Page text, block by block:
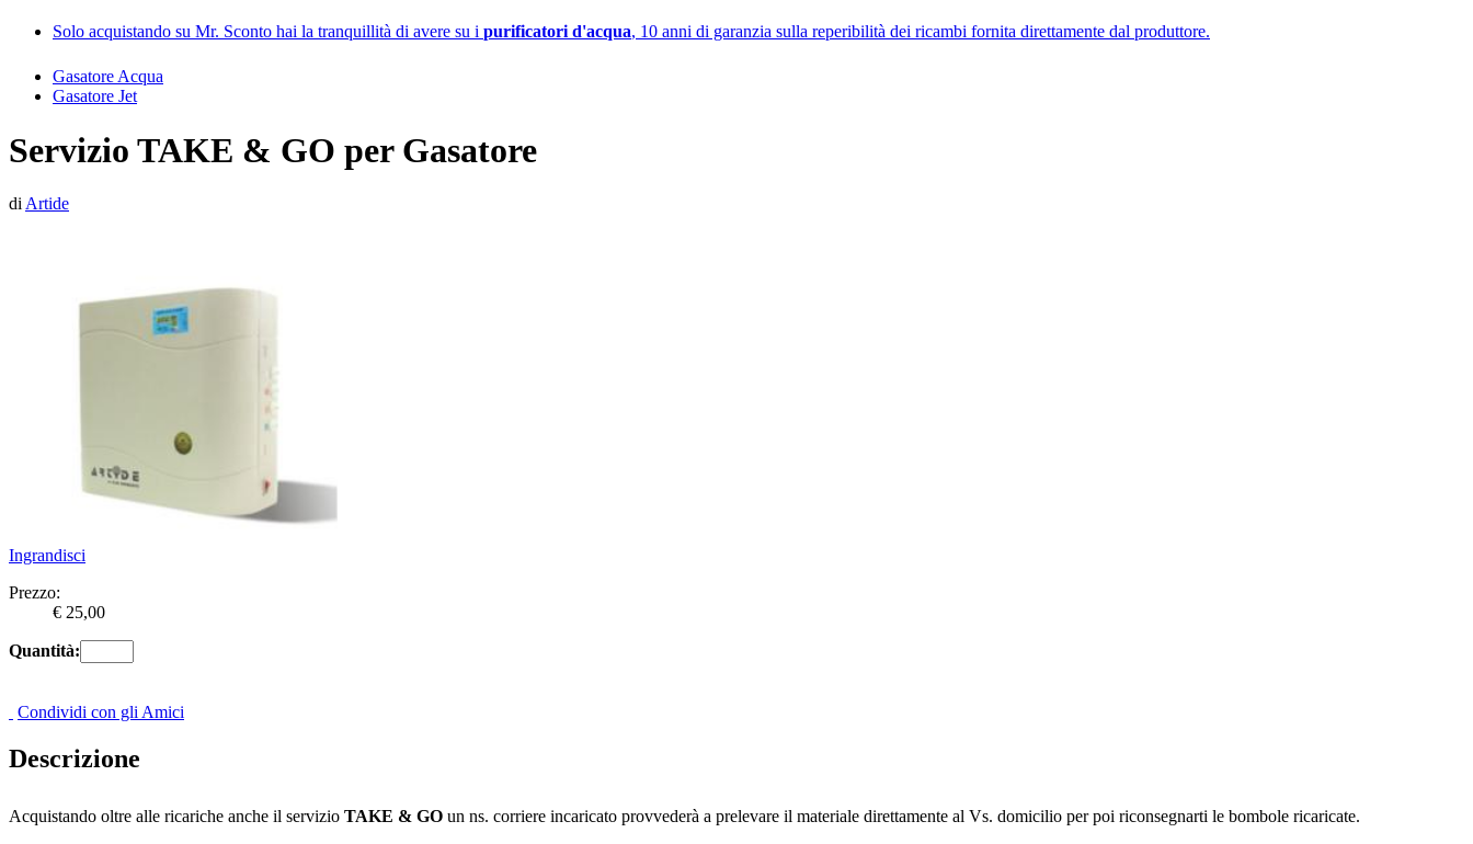
Solo acquistando su Mr. Sconto hai la tranquillità di avere su i purificatori d'acqua, 10 anni di garanzia sulla reperibilità dei ricambi fornita direttamente dal produttore.
Gasatore Acqua
Gasatore Jet
Servizio TAKE & GO per Gasatore
di Artide
Ingrandisci
Prezzo:
€ 25,00
Quantità:
Condividi con gli Amici
Descrizione
Acquistando oltre alle ricariche anche il servizio TAKE & GO un ns. corriere incaricato provvederà a prelevare il materiale direttamente al Vs. domicilio per poi riconsegnarti le bombole ricaricate.